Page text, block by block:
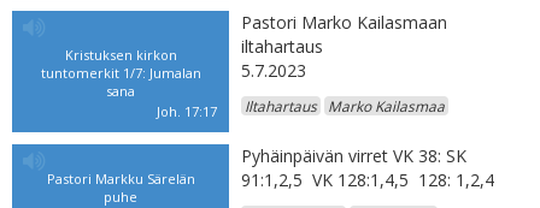
Kristuksen kirkon
tuntomerkit 1/7: Jumalan
sana
Joh. 17:17
Pastori Marko Kailasmaan
iltahartaus
5.7.2023
Iltahartaus Marko Kailasmaa
Pastori Markku Särelän
puhe
Pyhäinpäivän virret VK 38: SK
91:1,2,5 VK 128:1,4,5 128: 1,2,4